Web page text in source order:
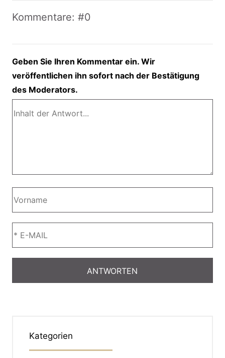
Kommentare: #0
Geben Sie Ihren Kommentar ein. Wir
veröffentlichen ihn sofort nach der Bestätigung
des Moderators.
Kategorien